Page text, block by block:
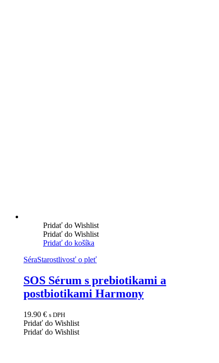
Pridať do Wishlist
Pridať do Wishlist
Pridať do košíka
SéraStarostlivosť o pleť
SOS Sérum s prebiotikami a
postbiotikami Harmony
19.90 € s DPH
Pridať do Wishlist
Pridať do Wishlist